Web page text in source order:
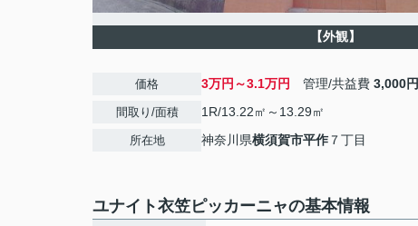
【外観】
価格 3万円～3.1万円 管理/共益費 3,000円
間取り/面積 1R/13.22㎡～13.29㎡
所在地 神奈川県横須賀市平作 ７丁目
ユナイト衣笠ピッカーニャの基本情報